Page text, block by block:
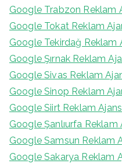
Google Trabzon Reklam
Google Tokat Reklam
Google Tekirdağ Reklam
Google Şırnak Reklam
Google Sivas Reklam
Google Sinop Reklam
Google Siirt Reklam
Google Şanlıurfa Reklam
Google Samsun Reklam
Google Sakarya Reklam